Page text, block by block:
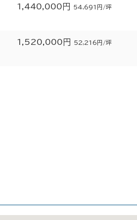
1,440,000円 54,691円/坪
1,520,000円 52,216円/坪